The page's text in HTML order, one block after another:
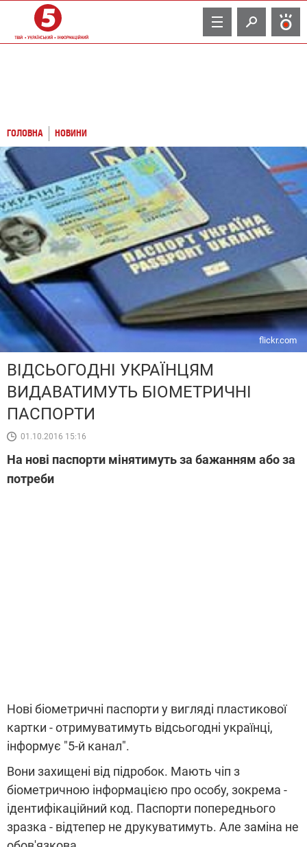
TV
ГОЛОВНА НОВИНИ
flickr.com
ВІДСЬОГОДНІ УКРАЇНЦЯМ
ВИДАВАТИМУТЬ БІОМЕТРИЧНІ
ПАСПОРТИ
01.10.2016 15:16
На нові паспорти мінятимуть за бажанням або за
потреби
Нові біометричні паспорти у вигляді пластикової
картки - отримуватимуть відсьогодні українці,
інформує "5-й канал".
Вони захищені від підробок. Мають чіп з
біометричною інформацією про особу, зокрема -
ідентифікаційний код. Паспорти попереднього
зразка - відтепер не друкуватимуть. Але заміна не